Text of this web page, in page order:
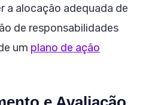
a alocação adequada de
de responsabilidades
um plano de ação